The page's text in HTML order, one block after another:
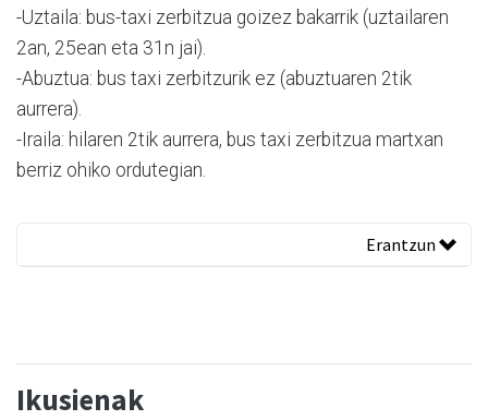
-Uztaila: bus-taxi zerbitzua goizez bakarrik (uztailaren
2an, 25ean eta 31n jai).
-Abuztua: bus taxi zerbitzurik ez (abuztuaren 2tik
aurrera).
-Iraila: hilaren 2tik aurrera, bus taxi zerbitzua martxan
berriz ohiko ordutegian.
Erantzun
Ikusienak